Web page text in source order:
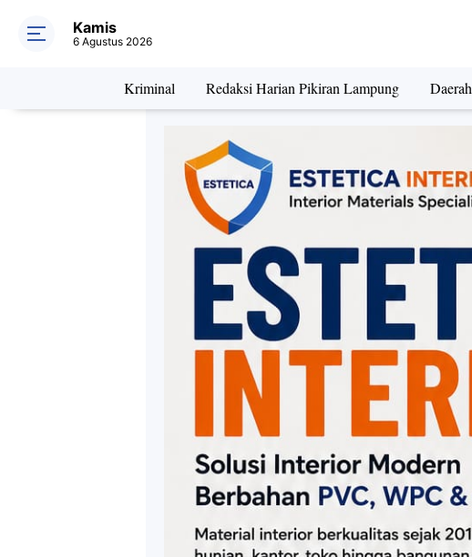
Kamis
6 Agustus 2026
Kriminal Redaksi Harian Pikiran Lampung Daerah